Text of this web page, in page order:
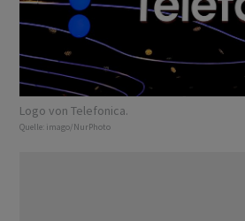
Logo von Telefonica.
Quelle: imago/NurPhoto